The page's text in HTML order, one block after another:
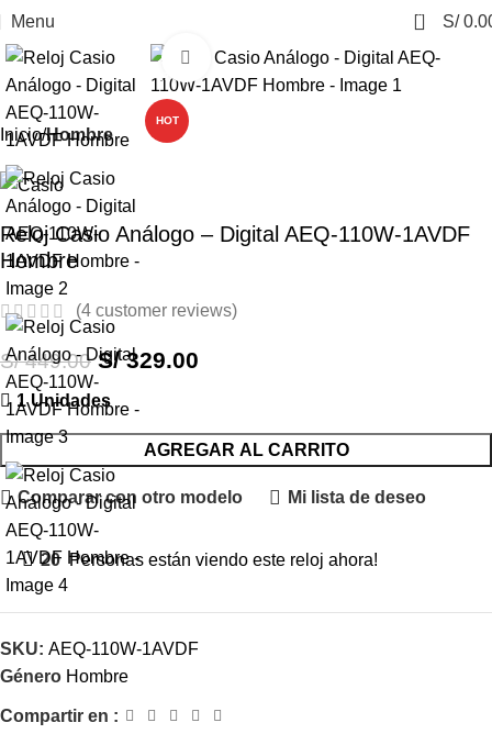
Menu 0 S/
-27%
HOT
Click to enlarge
Inicio Hombre
Reloj Casio Análogo – Digital AEQ-110W-1AVDF
Hombre
(4 customer reviews)
S/449.00 S/329.00
1 Unidades
AGREGAR AL CARRITO
Comparar con otro modelo Mi lista de deseo
20 Personas están viendo este reloj ahora!
SKU: AEQ-110W-1AVDF
Género Hombre
Compartir en :